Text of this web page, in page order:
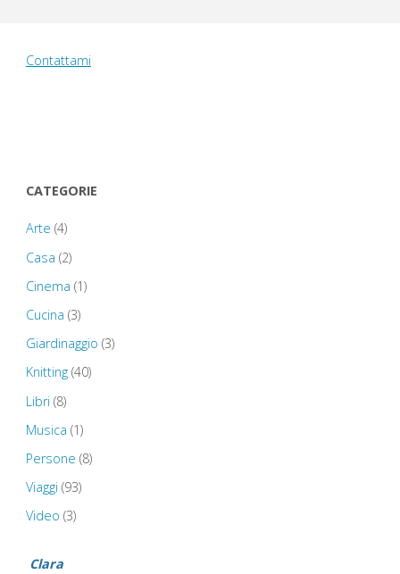
Contattami
CATEGORIE
Arte (4)
Casa (2)
Cinema (1)
Cucina (3)
Giardinaggio (3)
Knitting(40)
Libri (8)
Musica (1)
Persone (8)
Viaggi (93)
Video (3)
Clara